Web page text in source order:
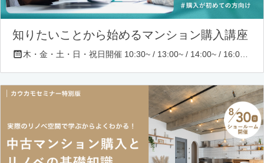
知りたいことから始めるマンション購入講座